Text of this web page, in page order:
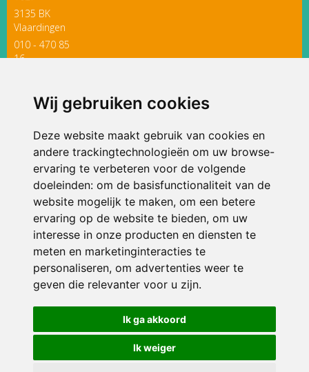
Wij gebruiken cookies
Deze website maakt gebruik van cookies en
andere trackingtechnologieën om uw browse-
ervaring te verbeteren voor de volgende
doeleinden: om de basisfunctionaliteit van de
website mogelijk te maken, om een betere
ervaring op de website te bieden, om uw
interesse in onze producten en diensten te
meten en marketinginteracties te
personaliseren, om advertenties weer te
geven die relevanter voor u zijn.
Ik ga akkoord
Ik weiger
3135 BK
Vlaardingen
010 - 470 85
16
ONDERDEEL VAN
© 2026 Avonturijn | Alle rechten voorbehouden
Privacy policy|Disclaimer| Klachtenregeling|RSIN en Anbi
voorkeuren
Crealisatie The MindOffice